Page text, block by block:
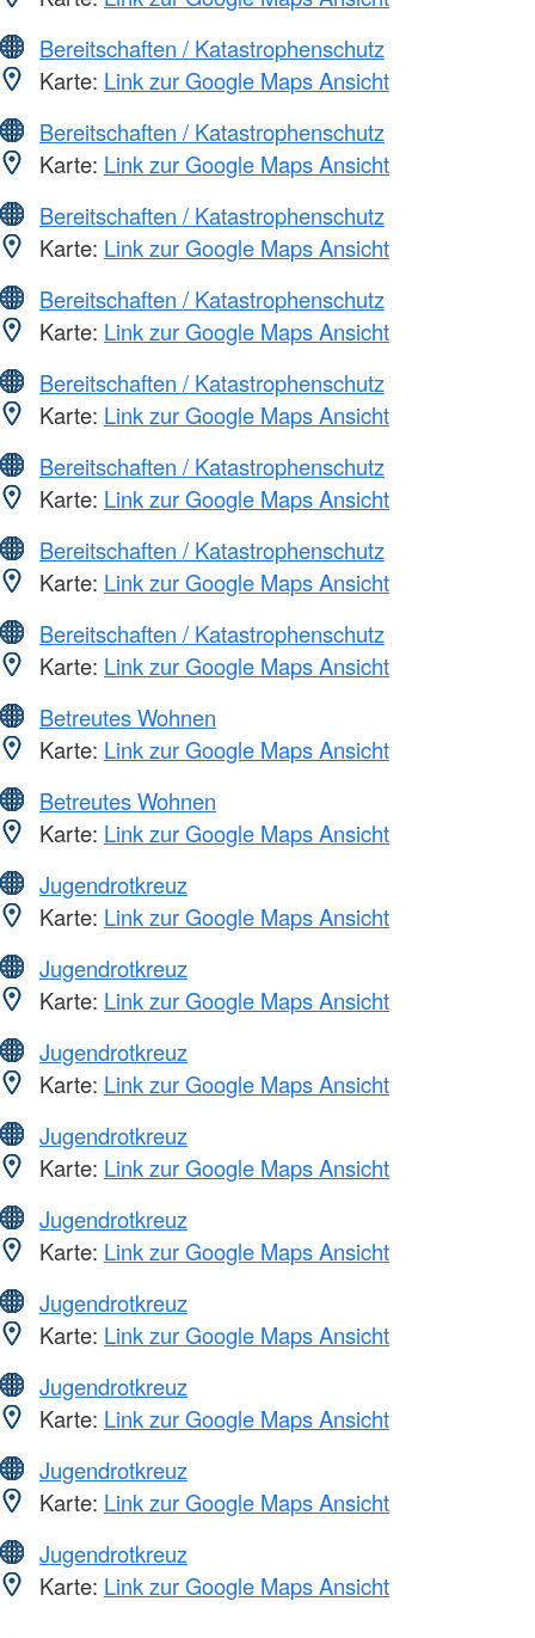
Bereitschaften / Katastrophenschutz
Karte: Link zur Google Maps Ansicht
Bereitschaften / Katastrophenschutz
Karte: Link zur Google Maps Ansicht
Bereitschaften / Katastrophenschutz
Karte: Link zur Google Maps Ansicht
Bereitschaften / Katastrophenschutz
Karte: Link zur Google Maps Ansicht
Bereitschaften / Katastrophenschutz
Karte: Link zur Google Maps Ansicht
Bereitschaften / Katastrophenschutz
Karte: Link zur Google Maps Ansicht
Bereitschaften / Katastrophenschutz
Karte: Link zur Google Maps Ansicht
Bereitschaften / Katastrophenschutz
Karte: Link zur Google Maps Ansicht
Betreutes Wohnen
Karte: Link zur Google Maps Ansicht
Betreutes Wohnen
Karte: Link zur Google Maps Ansicht
Jugendrotkreuz
Karte: Link zur Google Maps Ansicht
Jugendrotkreuz
Karte: Link zur Google Maps Ansicht
Jugendrotkreuz
Karte: Link zur Google Maps Ansicht
Jugendrotkreuz
Karte: Link zur Google Maps Ansicht
Jugendrotkreuz
Karte: Link zur Google Maps Ansicht
Jugendrotkreuz
Karte: Link zur Google Maps Ansicht
Jugendrotkreuz
Karte: Link zur Google Maps Ansicht
Jugendrotkreuz
Karte: Link zur Google Maps Ansicht
Jugendrotkreuz
Karte: Link zur Google Maps Ansicht